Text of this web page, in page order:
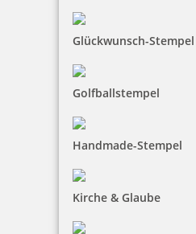
Glückwunsch-Stempel
Golfballstempel
Handmade-Stempel
Kirche & Glaube